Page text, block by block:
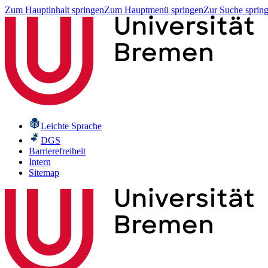
Zum Hauptinhalt springenZum Hauptmenü springenZur Suche
Leichte Sprache
DGS
Barrierefreiheit
Intern
Sitemap